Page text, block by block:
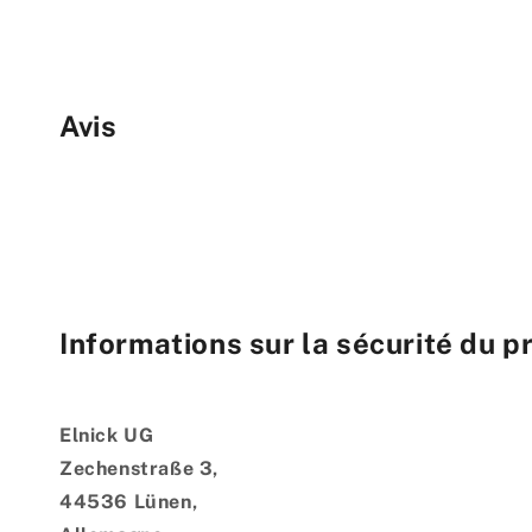
Avis
Informations sur la sécurité du
Elnick UG
Zechenstraße 3,
44536 Lünen,